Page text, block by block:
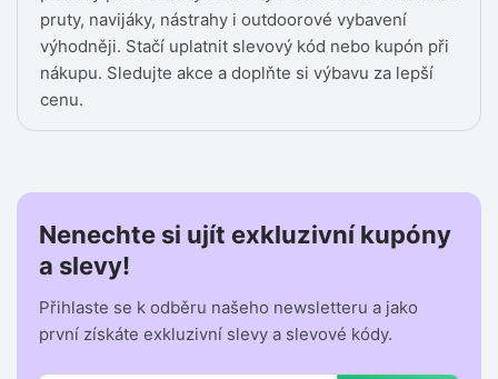
pruty, navijáky, nástrahy i outdoorové vybavení
výhodněji. Stačí uplatnit slevový kód nebo kupón při
nákupu. Sledujte akce a doplňte si výbavu za lepší
cenu.
Nenechte si ujít exkluzivní kupóny
a slevy!
Přihlaste se k odběru našeho newsletteru a jako
první získáte exkluzivní slevy a slevové kódy.